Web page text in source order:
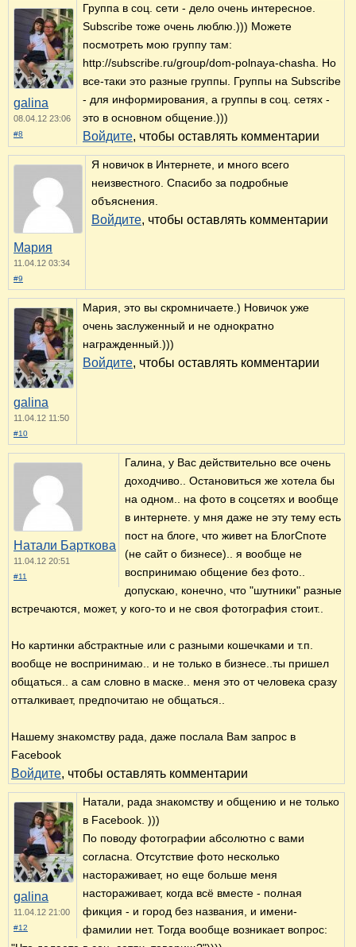
galina
08.04.12 23:06
#8
Группа в соц. сети - дело очень интересное.
Subscribe тоже очень люблю.))) Можете
посмотреть мою группу там:
http://subscribe.ru/group/dom-polnaya-chasha. Но
все-таки это разные группы. Группы на Subscribe
- для информирования, а группы в соц. сетях -
это в основном общение.)))
Войдите, чтобы оставлять комментарии
Мария
11.04.12 03:34
#9
Я новичок в Интернете, и много всего
неизвестного. Спасибо за подробные
объяснения.
Войдите, чтобы оставлять комментарии
galina
11.04.12 11:50
#10
Мария, это вы скромничаете.) Новичок уже
очень заслуженный и не однократно
награжденный.)))
Войдите, чтобы оставлять комментарии
Натали Барткова
11.04.12 20:51
#11
Галина, у Вас действительно все очень
доходчиво.. Остановиться же хотела бы
на одном.. на фото в соцсетях и вообще
в интернете. у мня даже не эту тему есть
пост на блоге, что живет на БлогСпоте
(не сайт о бизнесе).. я вообще не
воспринимаю общение без фото..
допускаю, конечно, что "шутники" разные
встречаются, может, у кого-то и не своя фотография стоит..
Но картинки абстрактные или с разными кошечками и т.п.
вообще не воспринимаю.. и не только в бизнесе..ты пришел
общаться.. а сам словно в маске.. меня это от человека сразу
отталкивает, предпочитаю не общаться..
Нашему знакомству рада, даже послала Вам запрос в
Facebook
Войдите, чтобы оставлять комментарии
galina
11.04.12 21:00
#12
Натали, рада знакомству и общению и не только
в Facebook. )))
По поводу фотографии абсолютно с вами
согласна. Отсутствие фото несколько
настораживает, но еще больше меня
настораживает, когда всё вместе - полная
фикция - и город без названия, и имени-
фамилии нет. Тогда вообще возникает вопрос: